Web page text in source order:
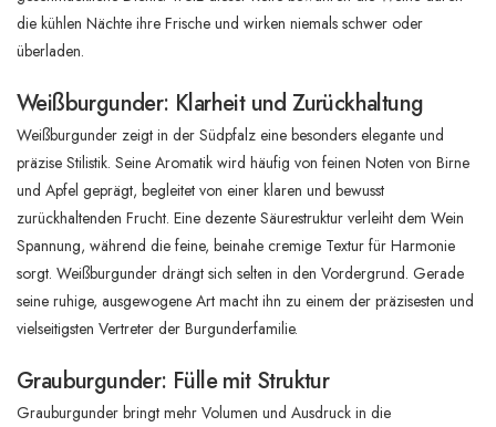
die kühlen Nächte ihre Frische und wirken niemals schwer oder
überladen.
Weißburgunder: Klarheit und Zurückhaltung
Weißburgunder zeigt in der Südpfalz eine besonders elegante und
präzise Stilistik. Seine Aromatik wird häufig von feinen Noten von Birne
und Apfel geprägt, begleitet von einer klaren und bewusst
zurückhaltenden Frucht. Eine dezente Säurestruktur verleiht dem Wein
Spannung, während die feine, beinahe cremige Textur für Harmonie
sorgt. Weißburgunder drängt sich selten in den Vordergrund. Gerade
seine ruhige, ausgewogene Art macht ihn zu einem der präzisesten und
vielseitigsten Vertreter der Burgunderfamilie.
Grauburgunder: Fülle mit Struktur
Grauburgunder bringt mehr Volumen und Ausdruck in die